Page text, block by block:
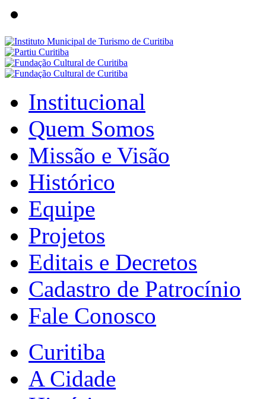
Institucional
Quem Somos
Missão e Visão
Histórico
Equipe
Projetos
Editais e Decretos
Cadastro de Patrocínio
Fale Conosco
Curitiba
A Cidade